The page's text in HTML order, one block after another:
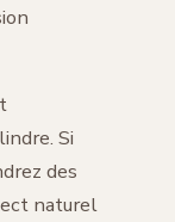
Si
des
naturel